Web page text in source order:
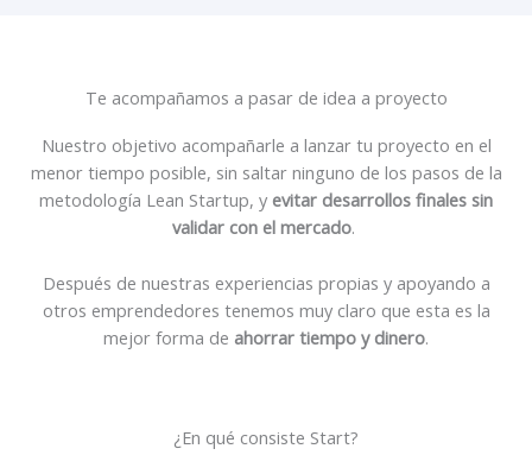
Te acompañamos a pasar de idea a proyecto
Nuestro objetivo acompañarle a lanzar tu proyecto en el
menor tiempo posible, sin saltar ninguno de los pasos de la
metodología Lean Startup, y evitar desarrollos finales sin
validar con el mercado.
Después de nuestras experiencias propias y apoyando a
otros emprendedores tenemos muy claro que esta es la
mejor forma de ahorrar tiempo y dinero.
¿En qué consiste Start?